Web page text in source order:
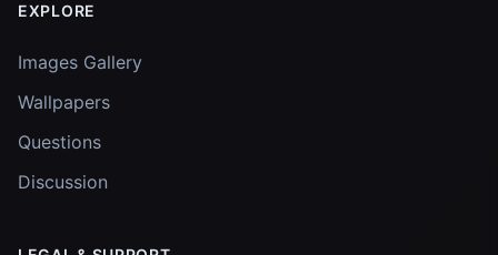
EXPLORE
Images Gallery
Wallpapers
Questions
Discussion